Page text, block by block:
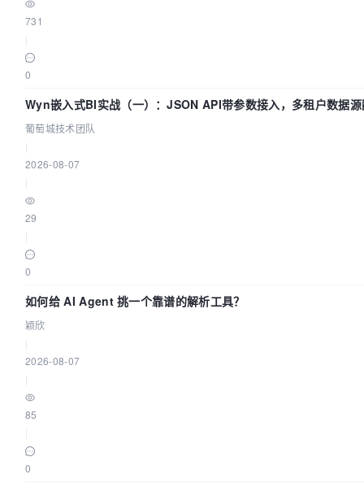
731
0
Wyn嵌入式BI实战（一）：JSON API带参数接入，多租户数据
萄城技术团队
葡萄城技术团队
2026-08-07
29
0
如何给 AI Agent 挑一个靠谱的解析工具？
颖欣
2026-08-07
85
0